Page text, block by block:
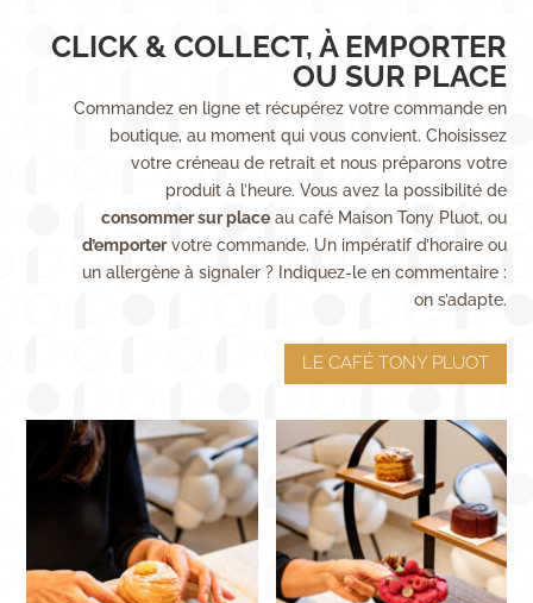
CLICK & COLLECT, À EMPORTER
OU SUR PLACE
Commandez en ligne et récupérez votre commande en
boutique, au moment qui vous convient. Choisissez
votre créneau de retrait et nous préparons votre
produit à l’heure. Vous avez la possibilité de
consommer sur placeau café Maison Tony Pluot, ou
d’emportervotre commande. Un impératif d’horaire ou
un allergène à signaler ? Indiquez-le en commentaire :
on s’adapte.
LE CAFÉ TONY PLUOT